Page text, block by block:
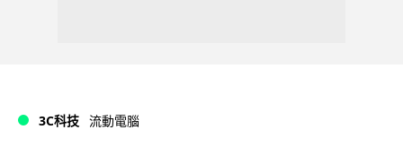
3C科技 流動電腦